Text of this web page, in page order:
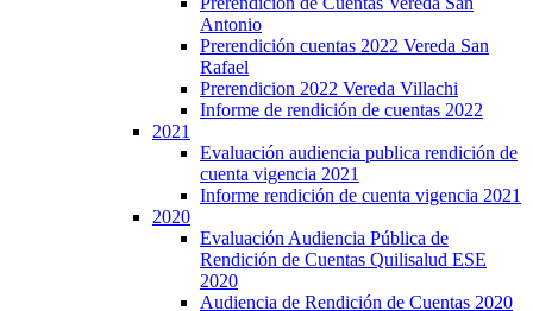
Antonio
Prerendición cuentas 2022 Vereda San
Rafael
Prerendicion 2022 Vereda Villachi
Informe de rendición de cuentas 2022
2021
Evaluación audiencia publica rendición de
cuenta vigencia 2021
Informe rendición de cuenta vigencia 2021
2020
Evaluación Audiencia Pública de
Rendición de Cuentas Quilisalud ESE
2020
Audiencia de Rendición de Cuentas 2020